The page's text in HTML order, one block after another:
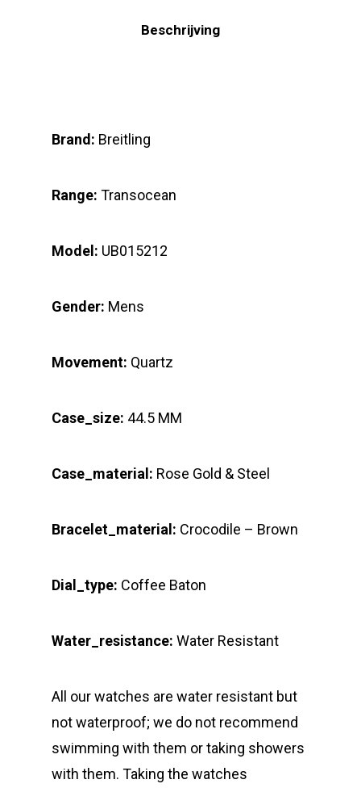
Beschrijving
Brand: Breitling
Range: Transocean
Model: UB015212
Gender: Mens
Movement: Quartz
Case_size: 44.5 MM
Case_material: Rose Gold & Steel
Bracelet_material: Crocodile – Brown
Dial_type: Coffee Baton
Water_resistance: Water Resistant
All our watches are water resistant but
not waterproof; we do not recommend
swimming with them or taking showers
with them. Taking the watches